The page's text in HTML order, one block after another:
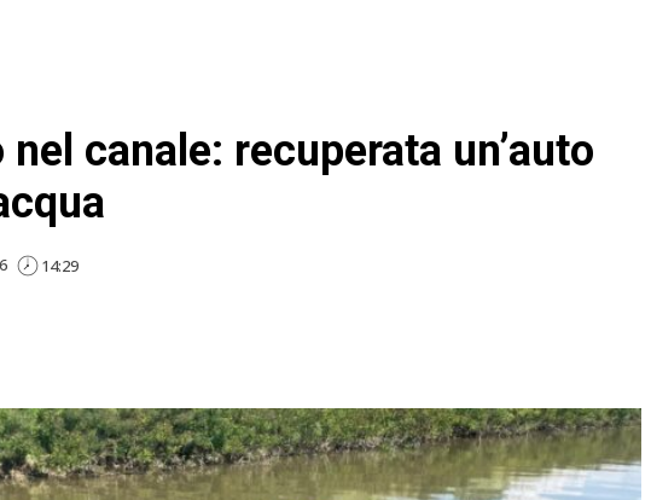
canale: recuperata un’auto
14:29